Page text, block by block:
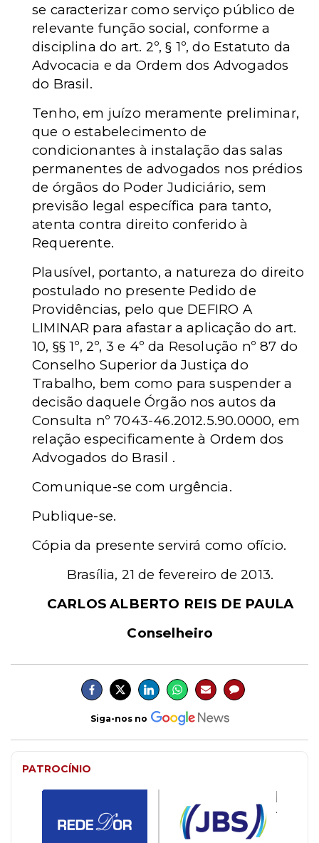
se caracterizar como serviço público de
relevante função social, conforme a
disciplina do art. 2º, § 1º, do Estatuto da
Advocacia e da Ordem dos Advogados
do Brasil.
Tenho, em juízo meramente preliminar,
que o estabelecimento de
condicionantes à instalação das salas
permanentes de advogados nos prédios
de órgãos do Poder Judiciário, sem
previsão legal específica para tanto,
atenta contra direito conferido à
Requerente.
Plausível, portanto, a natureza do direito
postulado no presente Pedido de
Providências, pelo que DEFIRO A
LIMINAR para afastar a aplicação do art.
10, §§ 1º, 2º, 3 e 4º da Resolução nº 87 do
Conselho Superior da Justiça do
Trabalho, bem como para suspender a
decisão daquele Órgão nos autos da
Consulta nº 7043-46.2012.5.90.0000, em
relação especificamente à Ordem dos
Advogados do Brasil .
Comunique-se com urgência.
Publique-se.
Cópia da presente servirá como ofício.
Brasília, 21 de fevereiro de 2013.
CARLOS ALBERTO REIS DE PAULA
Conselheiro
Siga-nos no
PATROCÍNIO